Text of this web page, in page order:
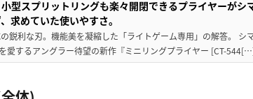
型スプリットリングも楽々開閉できるプライヤーがシ
求めていた使いやすさ。
鋭利な刃。機能美を凝縮した「ライトゲーム専用」の解答。 シ
愛するアングラー待望の新作『ミニリングプライヤー [CT-